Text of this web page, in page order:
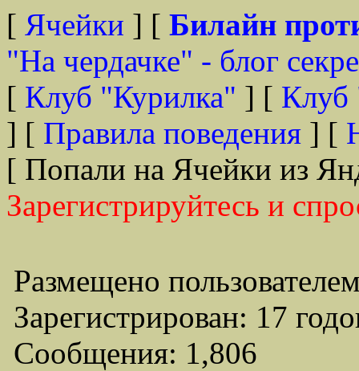
[ Ячейки ] [ Билайн
"На чердачке" - блог
[ Клуб "Курилка" ] [ Клуб
] [ Правила поведения ] [
[ Попали на Ячейки из
Зарегистрируйтесь и
Размещено
Зарегистрирован: 17
Сообщения: 1,806